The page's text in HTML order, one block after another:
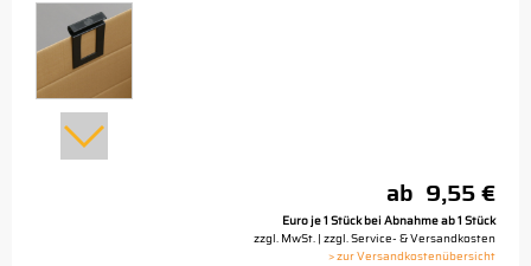
ab 9,55 €
Euro je 1 Stück bei Abnahme ab 1 Stück
zzgl. MwSt. | zzgl. Service- & Versandkosten
> zur Versandkostenübersicht